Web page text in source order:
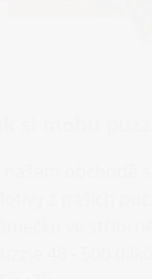
Motivy z našich
rámečku ve
puzzle 48 - 500